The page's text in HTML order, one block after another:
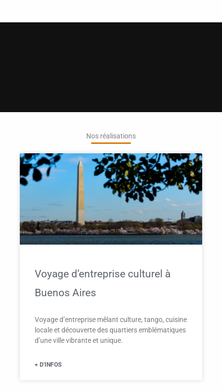
Nos réalisations
Voyage d’entreprise culturel à
Buenos Aires
Voyage d’entreprise mêlant culture, tango, cuisine
locale et découverte des quartiers emblématiques
d’une ville vibrante et unique.
+ D'INFOS